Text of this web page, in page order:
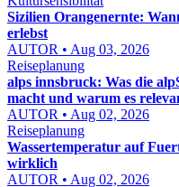
Sizilien Orangenernte:
erlebst
AUTOR • Aug 03, 2026
Reiseplanung
alps innsbruck: Was die
macht und warum es
AUTOR • Aug 02, 2026
Reiseplanung
Wassertemperatur auf
wirklich
AUTOR • Aug 02, 2026